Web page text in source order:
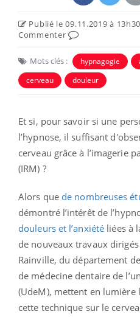
Publié le 09.11.2019 à 13h30
Commenter
Mots clés : hypnagogie
cerveau
douleur
Et si, pour savoir si une
l’hypnose, il suffisant
cerveau grâce à l’imagerie
(IRM) ?
Alors que de nombreuses
démontré l’intérêt de
douleurs et l’anxiété liées à
de nouveaux travaux
Rainville, du département
de médecine dentaire de
(UdeM), mettent en lumière
cette technique sur le